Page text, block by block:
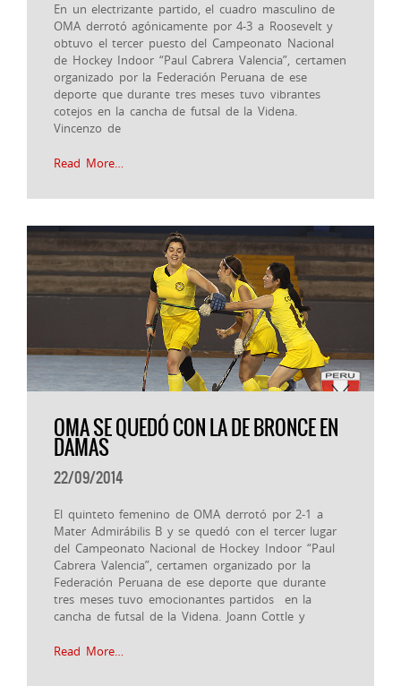
En un electrizante partido, el cuadro masculino de
OMA derrotó agónicamente por 4-3 a Roosevelt y
obtuvo el tercer puesto del Campeonato Nacional
de Hockey Indoor “Paul Cabrera Valencia”, certamen
organizado por la Federación Peruana de ese
deporte que durante tres meses tuvo vibrantes
cotejos en la cancha de futsal de la Videna.
Vincenzo de
Read More…
OMA SE QUEDÓ CON LA DE BRONCE EN
DAMAS
22/09/2014
El quinteto femenino de OMA derrotó por 2-1 a
Mater Admirábilis B y se quedó con el tercer lugar
del Campeonato Nacional de Hockey Indoor “Paul
Cabrera Valencia”, certamen organizado por la
Federación Peruana de ese deporte que durante
tres meses tuvo emocionantes partidos en la
cancha de futsal de la Videna. Joann Cottle y
Read More…